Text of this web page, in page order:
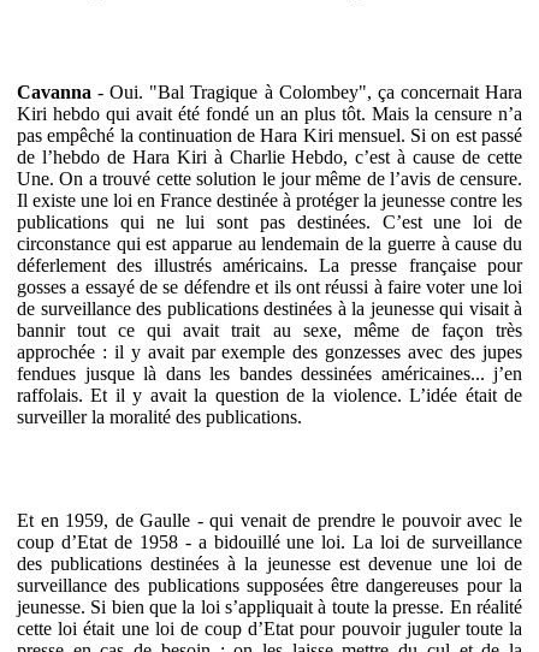
Cavanna - Oui. "Bal Tragique à Colombey", ça concernait Hara
Kiri hebdo qui avait été fondé un an plus tôt. Mais la censure n’a
pas empêché la continuation de Hara Kiri mensuel. Si on est passé
de l’hebdo de Hara Kiri à Charlie Hebdo, c’est à cause de cette
Une. On a trouvé cette solution le jour même de l’avis de censure.
Il existe une loi en France destinée à protéger la jeunesse contre les
publications qui ne lui sont pas destinées. C’est une loi de
circonstance qui est apparue au lendemain de la guerre à cause du
déferlement des illustrés américains. La presse française pour
gosses a essayé de se défendre et ils ont réussi à faire voter une loi
de surveillance des publications destinées à la jeunesse qui visait à
bannir tout ce qui avait trait au sexe, même de façon très
approchée : il y avait par exemple des gonzesses avec des jupes
fendues jusque là dans les bandes dessinées américaines... j’en
raffolais. Et il y avait la question de la violence. L’idée était de
surveiller la moralité des publications.
Et en 1959, de Gaulle - qui venait de prendre le pouvoir avec le
coup d’Etat de 1958 - a bidouillé une loi. La loi de surveillance
des publications destinées à la jeunesse est devenue une loi de
surveillance des publications supposées être dangereuses pour la
jeunesse. Si bien que la loi s’appliquait à toute la presse. En réalité
cette loi était une loi de coup d’Etat pour pouvoir juguler toute la